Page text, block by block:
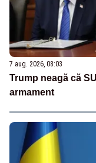
7 aug. 2026, 08:03
Trump neagă că
armament